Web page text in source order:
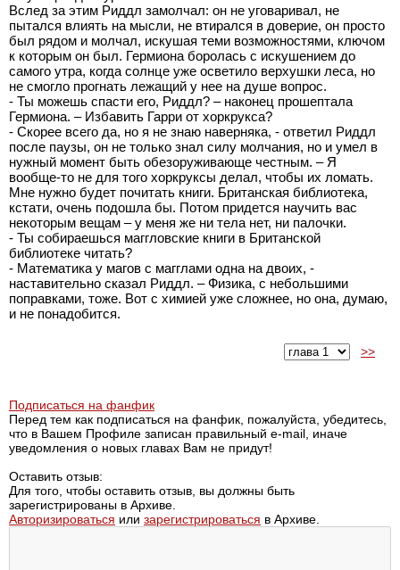
Вслед за этим Риддл замолчал: он не уговаривал, не
пытался влиять на мысли, не втирался в доверие, он просто
был рядом и молчал, искушая теми возможностями, ключом
к которым он был. Гермиона боролась с искушением до
самого утра, когда солнце уже осветило верхушки леса, но
не смогло прогнать лежащий у нее на душе вопрос.
- Ты можешь спасти его, Риддл? – наконец прошептала
Гермиона. – Избавить Гарри от хоркрукса?
- Скорее всего да, но я не знаю наверняка, - ответил Риддл
после паузы, он не только знал силу молчания, но и умел в
нужный момент быть обезоруживающе честным. – Я
вообще-то не для того хоркруксы делал, чтобы их ломать.
Мне нужно будет почитать книги. Британская библиотека,
кстати, очень подошла бы. Потом придется научить вас
некоторым вещам – у меня же ни тела нет, ни палочки.
- Ты собираешься маггловские книги в Британской
библиотеке читать?
- Математика у магов с магглами одна на двоих, -
наставительно сказал Риддл. – Физика, с небольшими
поправками, тоже. Вот с химией уже сложнее, но она, думаю,
и не понадобится.
>>
Подписаться на фанфик
Перед тем как подписаться на фанфик, пожалуйста, убедитесь,
что в Вашем Профиле записан правильный e-mail, иначе
уведомления о новых главах Вам не придут!
Оставить отзыв:
Для того, чтобы оставить отзыв, вы должны быть
зарегистрированы в Архиве.
Авторизироваться или зарегистрироваться в Архиве.